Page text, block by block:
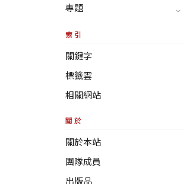
專題
索引
關鍵字
標籤雲
相關網站
關於
關於本站
團隊成員
出版品